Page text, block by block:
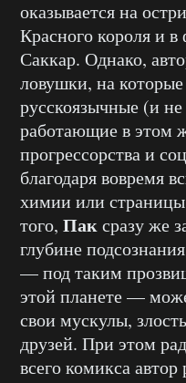
оказывается на
Красного короля и
Саккар. Однако,
ловушки, на
русскоязычные (и
работающие в этом
прогрессорства и
благодаря вовремя
химии или
того, Паксразу же
глубине
— под таким
этой планете —
свои мускулы,
друзей. При этом
всего комикса автор